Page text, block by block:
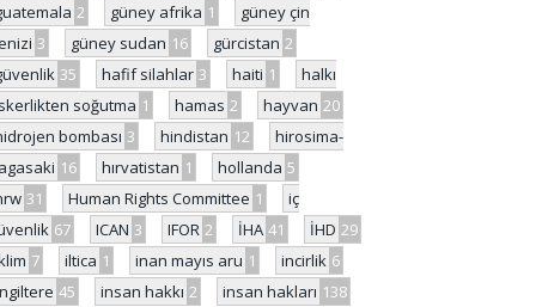
2 güney afrika 1
güney çin
3 güney sudan 16 gürcistan 2
35 hafif silahlar 3 haiti 1
halkı
soğutma 1 hamas 2 hayvan 20
bombası 3 hindistan 12
hirosima-
16 hırvatistan 1 hollanda 5
31 Human Rights Committee 1
iç
67 ICAN 3 IFOR 2 İHA 41 İHD 29
7 iltica 1 inan mayıs aru 1 incirlik 6
45 insan hakkı 2 insan hakları 138